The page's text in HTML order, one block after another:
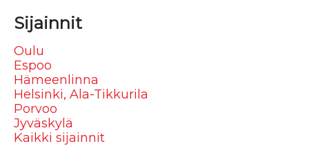
Sijainnit
Oulu
Espoo
Hämeenlinna
Helsinki, Ala-Tikkurila
Porvoo
Jyväskylä
Kaikki sijainnit